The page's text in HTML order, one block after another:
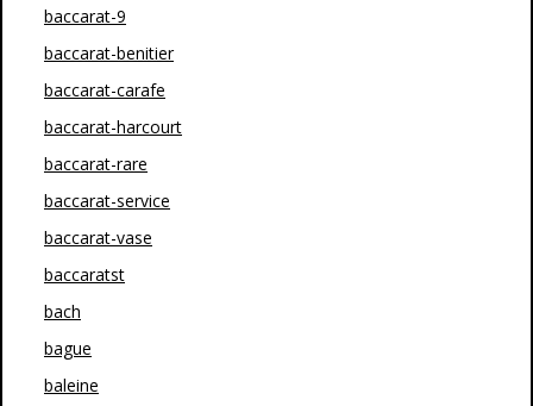
baccarat-9
baccarat-benitier
baccarat-carafe
baccarat-harcourt
baccarat-rare
baccarat-service
baccarat-vase
baccaratst
bach
bague
baleine